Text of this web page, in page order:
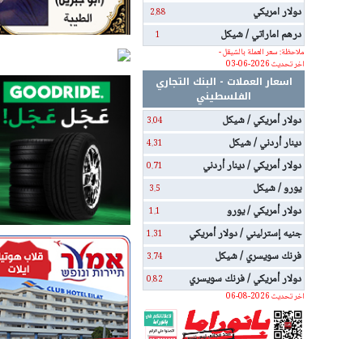
دولار امريكي 2.88
درهم اماراتي / شيكل
1
ملاحظة: سعر العملة بالشيقل -
اخر تحديث 2026-06-03
اسعار العملات - البنك التجاري
الفلسطيني
دولار أمريكي / شيكل
3.04
دينار أردني / شيكل 4.31
دولار أمريكي / دينار أردني 0.71
يورو / شيكل 3.5
دولار أمريكي / يورو 1.1
جنيه إسترليني / دولار أمريكي 1.31
فرنك سويسري / شيكل 3.74
دولار أمريكي / فرنك سويسري
0.82
اخر تحديث 2026-08-06